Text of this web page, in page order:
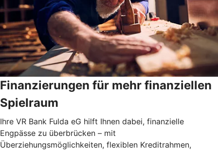
Finanzierungen für mehr finanziellen
Spielraum
Ihre VR Bank Fulda eG hilft Ihnen dabei, finanzielle
Engpässe zu überbrücken – mit
Überziehungsmöglichkeiten, flexiblen Kreditrahmen,